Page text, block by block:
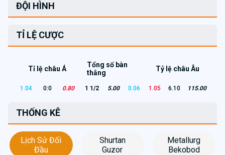
ĐỘI HÌNH
TỈ LỆ CƯỢC
Tỉ lệ châu Á
Tổng số bàn
thắng
Tỷ lệ châu Âu
1.04 0:0 0.80 1 1/2 5.00 0.06 1.05 6.10 115.00
THỐNG KÊ
Lịch Sử Đối
Đầu
Shurtan
Guzor
Metallurg
Bekobod